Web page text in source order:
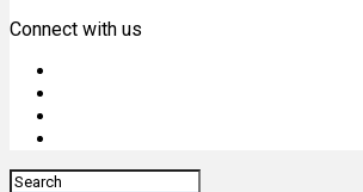
Connect with us